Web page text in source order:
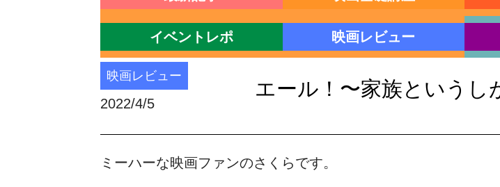
イベントレポ 映画レビュー
映画レビュー
2022/4/5
エール！〜家族というし
ミーハーな映画ファンのさくらです。